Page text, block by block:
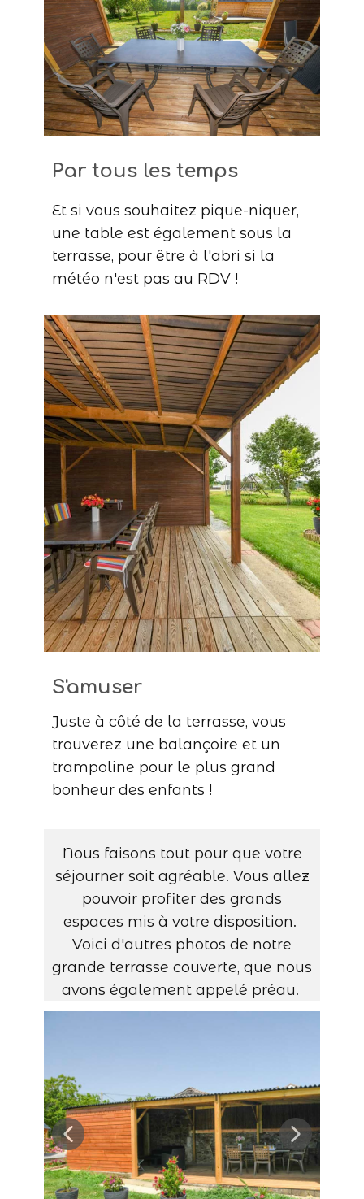
Par tous les temps
Et si vous souhaitez pique-niquer,
une table est également sous la
terrasse, pour être à l'abri si la
météo n'est pas au RDV !
S'amuser
Juste à côté de la terrasse, vous
trouverez une balançoire et un
trampoline pour le plus grand
bonheur des enfants !
Nous faisons tout pour que votre
séjourner soit agréable. Vous allez
pouvoir profiter des grands
espaces mis à votre disposition.
Voici d'autres photos de notre
grande terrasse couverte, que nous
avons également appelé préau.